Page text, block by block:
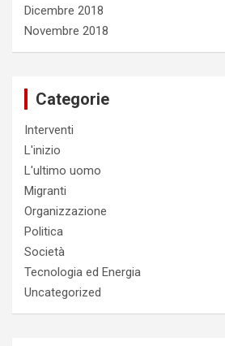
Dicembre 2018
Novembre 2018
Categorie
Interventi
L'inizio
L'ultimo uomo
Migranti
Organizzazione
Politica
Società
Tecnologia ed Energia
Uncategorized